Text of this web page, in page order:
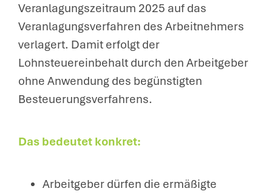
Veranlagungszeitraum 2025 auf das
Veranlagungsverfahren des Arbeitnehmers
verlagert. Damit erfolgt der
Lohnsteuereinbehalt durch den Arbeitgeber
ohne Anwendung des begünstigten
Besteuerungsverfahrens.
Das bedeutet konkret:
Arbeitgeber dürfen die ermäßigte